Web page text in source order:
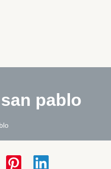
pablo